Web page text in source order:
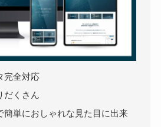
完全対応
だくさん
簡単におしゃれな見た目に出来